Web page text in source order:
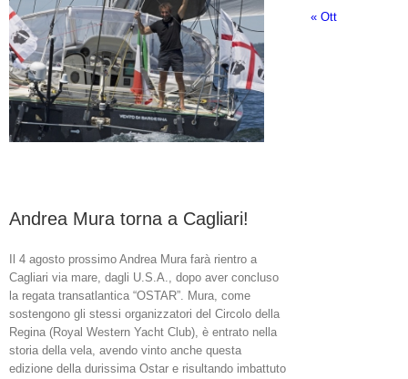
Andrea Mura torna a Cagliari!
Il 4 agosto prossimo Andrea Mura farà rientro a
Cagliari via mare, dagli U.S.A., dopo aver concluso
la regata transatlantica “OSTAR”. Mura, come
sostengono gli stessi organizzatori del Circolo della
Regina (Royal Western Yacht Club), è entrato nella
storia della vela, avendo vinto anche questa
edizione della durissima Ostar e risultando imbattuto
« Ott